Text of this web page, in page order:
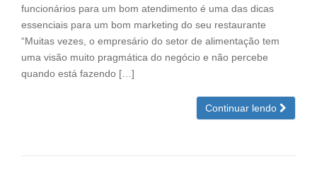
funcionários para um bom atendimento é uma das dicas
essenciais para um bom marketing do seu restaurante
“Muitas vezes, o empresário do setor de alimentação tem
uma visão muito pragmática do negócio e não percebe
quando está fazendo […]
Continuar lendo